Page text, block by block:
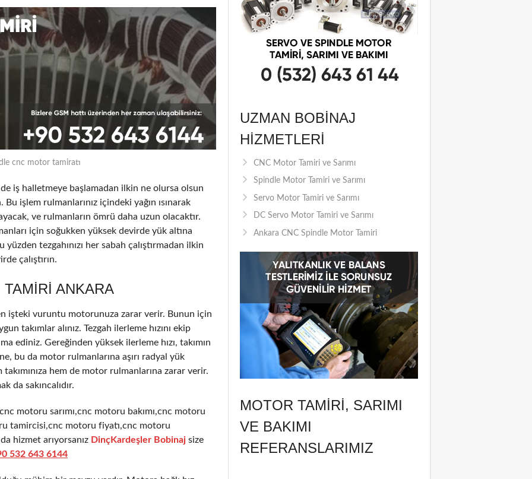
cnc motor tamiratı
iş halletmeye başlamadan ilkin ne olursa olsun
işlem rulmanlarınız içindeki yağın ısınarak
ve rulmanların ömrü daha uzun olacaktır.
için soğukken yüksek devirde yük altına
yüzden tezgahınızı her sabah çalıştırmadan ilkin
çalıştırın.
ANKARA
işteki vuruntu motorunuza zarar verir. Bunun için
takımlar alınız. Tezgah ilerleme hızını ekip
ediniz. Gereğinden yüksek ilerleme hızı, takımın
bu da motor rulmanlarına aşırı radyal yük
hem de motor rulmanlarına zarar verir.
da sakıncalıdır.
motoru sarımı,cnc motoru bakımı,cnc motoru
tamircisi,cnc motoru fiyatı,cnc motoru
hizmet arıyorsanız DinçKardeşler Bobinaj size
532 643 6144
UZMAN BOBINAJ
HIZMETLERI
CNC Motor Tamiri ve Sarımı
Spindle Motor Tamiri ve Sarımı
Servo Motor Tamiri ve Sarımı
DC Servo Motor Tamiri ve Sarımı
Ankara CNC Spindle Motor Tamiri
MOTOR TAMIRI, SARIMI
VE BAKIMI
REFERANSLARIMIZ